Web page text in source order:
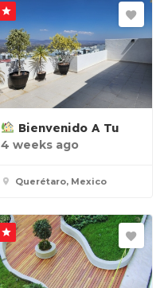
Bienvenido A Tu
4 weeks ago
Querétaro, Mexico